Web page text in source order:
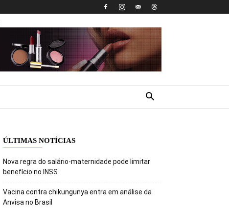
ÚLTIMAS NOTÍCIAS
Nova regra do salário-maternidade pode limitar
benefício no INSS
Vacina contra chikungunya entra em análise da
Anvisa no Brasil